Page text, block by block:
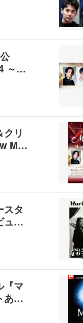
～…
リ
M…
スタ
ュ…
『マ
あ…